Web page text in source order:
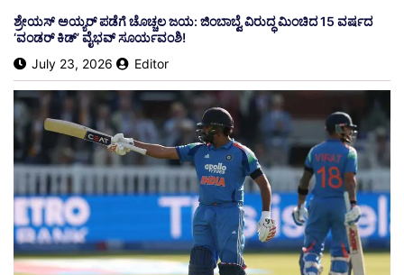
​ಶ್ರೇಯಸ್ ಅಯ್ಯರ್ ಪಡೆಗೆ ಚೊಚ್ಚಲ ಜಯ: ಜಿಂಬಾಬ್ವೆ ವಿರುದ್ಧ ಮಿಂಚಿದ 15 ವರ್ಷದ
‘ವಂಡರ್ ಕಿಡ್’ ವೈಭವ್ ಸೂರ್ಯವಂಶಿ!
July 23, 2026
Editor